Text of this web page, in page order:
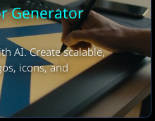
自動(入力言語)
Generator
AI. Create scalable,
icons, and